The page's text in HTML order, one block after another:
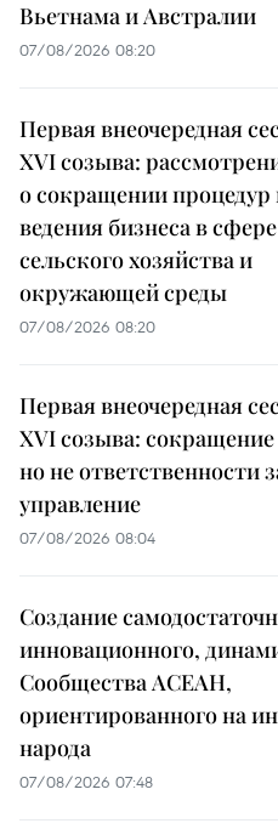
Вьетнама и Австралии
07/08/2026 08:20
Первая внеочередная
XVI созыва:
о сокращении процедур
ведения бизнеса в сфере
сельского хозяйства и
окружающей среды
07/08/2026 08:20
Первая внеочередная
XVI созыва:
но не ответственности
управление
07/08/2026 08:04
Создание
инновационного,
Сообщества АСЕАН,
ориентированного на
народа
07/08/2026 07:48